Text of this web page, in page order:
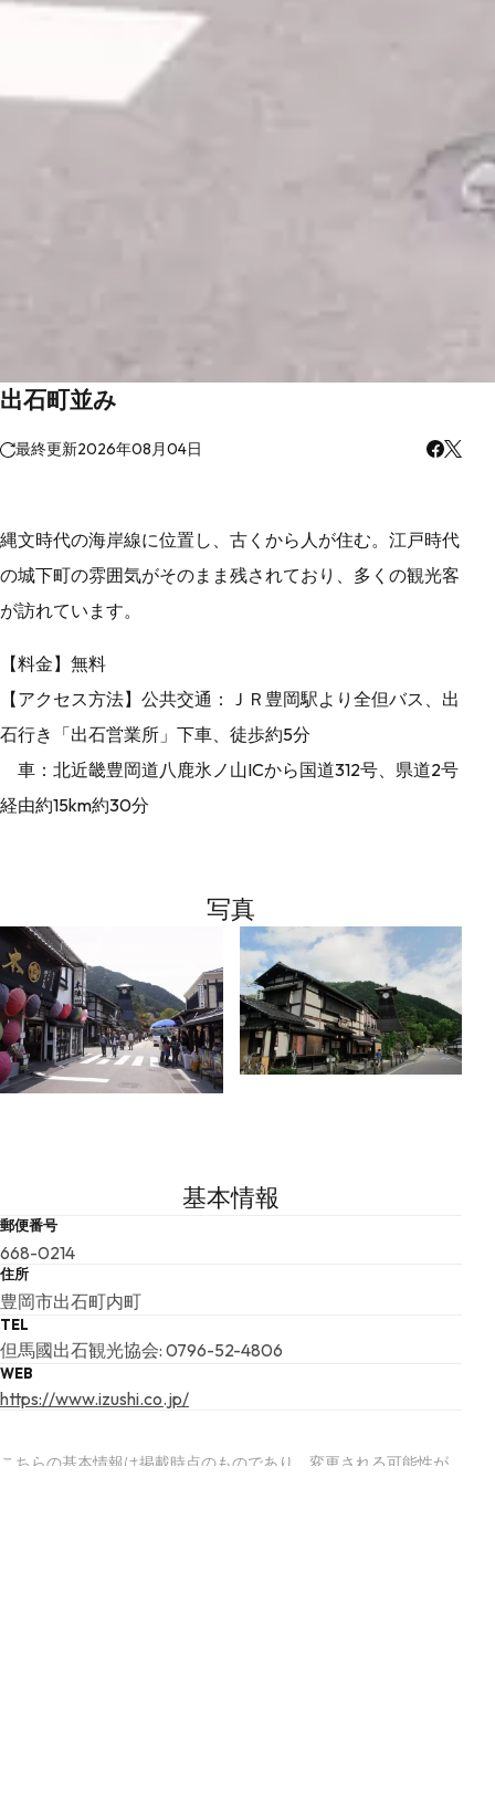
出石町並み
最終更新2026年08月04日
縄文時代の海岸線に位置し、古くから人が住む。江戸時代
の城下町の雰囲気がそのまま残されており、多くの観光客
が訪れています。
【料金】無料
【アクセス方法】公共交通：ＪＲ豊岡駅より全但バス、出
石行き「出石営業所」下車、徒歩約5分
車：北近畿豊岡道八鹿氷ノ山ICから国道312号、県道2号
経由約15km約30分
写真
基本情報
郵便番号
668-0214
住所
豊岡市出石町内町
TEL
但馬國出石観光協会: 0796-52-4806
WEB
https://www.izushi.co.jp/
こちらの基本情報は掲載時点のものであり、変更される可能性が